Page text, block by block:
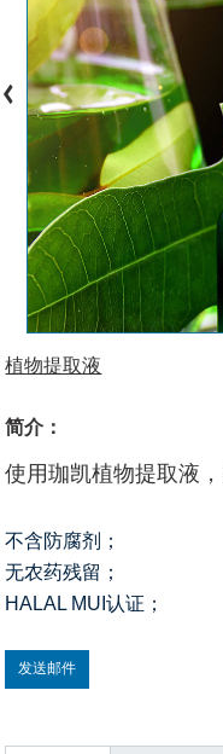
植物提取液
简介：
使用珈凯植物提取液，
不含防腐剂；
无农药残留；
HALAL MUI认证；
发送邮件